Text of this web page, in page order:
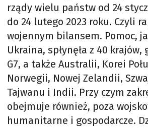
rządy wielu państw od 24
do 24 lutego 2023 roku. Czyli
wojennym bilansem. Pomoc,
Ukraina, spłynęła z 40 krajów,
G7, a także Australii, Korei
Norwegii, Nowej Zelandii,
Tajwanu i Indii. Przy czym
obejmuje również, poza
humanitarne i gospodarcze.